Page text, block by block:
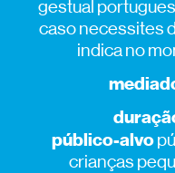
gestual
caso necessites
indica no
público-alvo
crianças